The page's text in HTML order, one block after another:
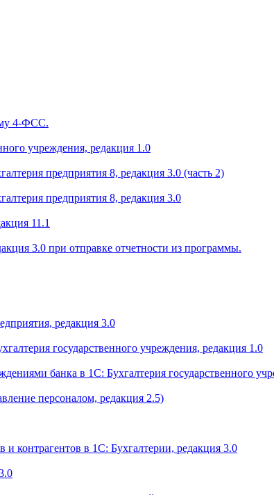
4-ФСС.
учреждения, редакция 1.0
предприятия 8, редакция 3.0 (часть 2)
предприятия 8, редакция 3.0
11.1
3.0 при отправке отчетности из программы.
редакция 3.0
государственного учреждения, редакция 1.0
банка в 1С: Бухгалтерия государственного
персоналом, редакция 2.5)
контрагентов в 1С: Бухгалтерии, редакция 3.0